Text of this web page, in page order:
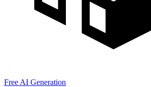
Free AI Generation